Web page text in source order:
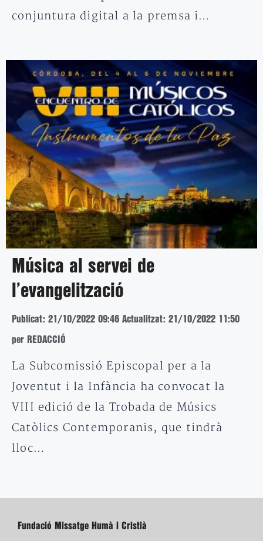
conjuntura digital a la premsa i…
Música al servei de
l’evangelització
Publicat: 21/10/2022 09:46 Actualitzat: 21/10/2022 11:50
per REDACCIÓ
La Subcomissió Episcopal per a la
Joventut i la Infància ha convocat la
VIII edició de la Trobada de Músics
Catòlics Contemporanis, que tindrà
lloc…
Fundació Missatge Humà i Cristià